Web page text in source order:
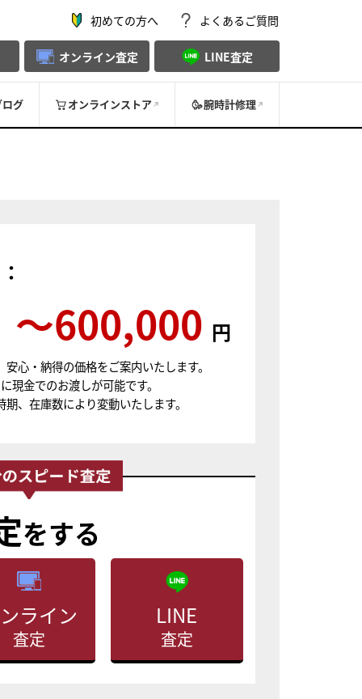
初めての方へ よくあるご質問
オンライン査定 LINE査定
ログ オンラインストア 腕時計修理
〜600,000 円
心・納得の価格をご案内いたします。
現金でのお渡しが可能です。
、在庫数により変動いたします。
をする
ライン
査定
LINE
査定